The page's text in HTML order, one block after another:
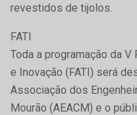
revestidos de tijolos.
FATI
Toda a programação da
e Inovação (FATI) será
Associação dos
Mourão (AEACM) e o